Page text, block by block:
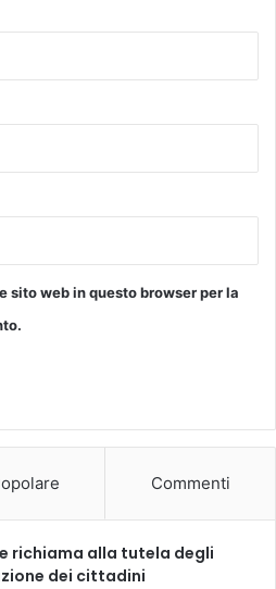
sito web in questo browser per la
Commenti
richiama alla tutela degli
dei cittadini